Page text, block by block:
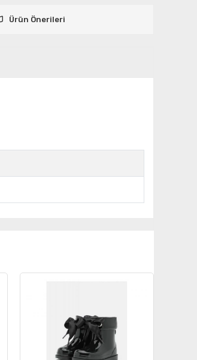
Ürün Önerileri